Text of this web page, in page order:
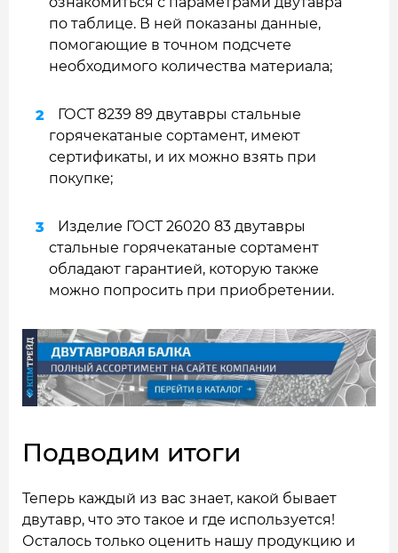
по таблице. В ней показаны данные,
помогающие в точном подсчете
необходимого количества материала;
ГОСТ 8239 89 двутавры стальные
горячекатаные сортамент, имеют
сертификаты, и их можно взять при
покупке;
Изделие ГОСТ 26020 83 двутавры
стальные горячекатаные сортамент
обладают гарантией, которую также
можно попросить при приобретении.
Подводим итоги
Теперь каждый из вас знает, какой бывает
двутавр, что это такое и где используется!
Осталось только оценить нашу продукцию и